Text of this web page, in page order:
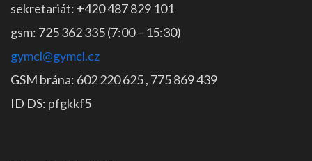
sekretariát: +420 487 829 101
gsm: 725 362 335 (7:00 – 15:30)
gymcl@gymcl.cz
GSM brána: 602 220 625 , 775 869 439
ID DS: pfgkkf5